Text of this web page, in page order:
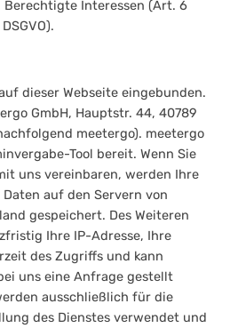
Berechtigte Interessen (Art. 6
dieser Webseite eingebunden.
GmbH, Hauptstr. 44, 40789
meetergo). meetergo
Tool bereit. Wenn Sie
uns vereinbaren, werden Ihre
auf den Servern von
gespeichert. Des Weiteren
Ihre IP-Adresse, Ihre
des Zugriffs und kann
uns eine Anfrage gestellt
ausschließlich für die
des Dienstes verwendet und